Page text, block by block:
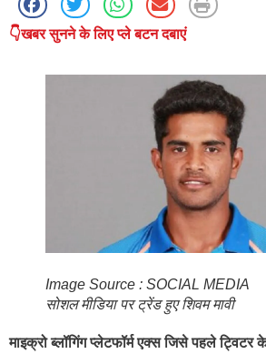
👇खबर सुनने के लिए प्ले बटन दबाएं
Image Source : SOCIAL MEDIA
सोशल मीडिया पर ट्रेंड हुए शिवम मावी
माइक्रो ब्लॉगिंग प्लेटफॉर्म एक्स जिसे पहले ट्विटर